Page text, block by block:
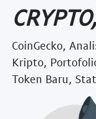
CoinGecko,
Kripto,
Token Baru,